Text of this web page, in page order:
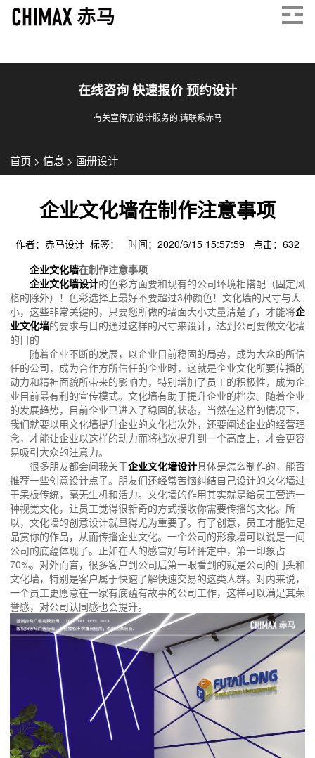
在线咨询 快速报价 预约设计
有关宣传册设计服务的,请联系赤马
首页 > 信息 > 画册设计
企业文化墙在制作注意事项
作者：赤马设计 标签： 时间：2020/6/15 15:57:59 点击： 632
企业文化墙在制作注意事项
企业文化墙设计的色彩方面要和现有的公司环境相搭配（固定风
格的除外）！色彩选择上最好不要超过3种颜色！文化墙的尺寸与大
小，这些非常关键的，只要您所做的墙面大小丈量清楚了，才能将企
业文化墙的要求与目的通过这样的尺寸来设计，达到公司要做文化墙
的目的
随着企业不断的发展，以企业目前稳固的局势，成为大众的所信
任的公司，成为合作方所信任的企业时，这就是企业文化所要传播的
动力和精神面貌所带来的影响力，特别增加了员工的积极性，成为企
业目前最有利的宣传模式。文化墙有助于提升企业的档次。随着企业
的发展趋势，目前企业已进入了稳固的状态，当然在这样的情况下，
我们就要以用文化墙提升企业的文化档次外，还要阐述企业的经营理
念，才能让企业以这样的动力而将档次提升到一个高度上，才会更容
易吸引大众的注意力。
很多朋友都会问我关于企业文化墙设计具体是怎么制作的，能否
推荐一些创意设计点子。朋友们还经常苦恼纠结自己设计的文化墙过
于呆板传统，毫无生机和活力。文化墙的作用其实就是给员工营造一
种视觉文化，让员工觉得很新奇的方式接收你需要传播的文化。所
以，文化墙的创意设计就显得尤为重要了。有了创意，员工才能驻足
品赏你的作品，从而传播企业文化。一个公司的形象墙可以说是一间
公司的底蕴体现了。正如在人的感官好与坏评定中，第一印象占
70%。对外而言，很多客户到公司后第一眼看到的就是公司的门头和
文化墙，特别是客户属于快速了解快速交易的这类人群。对内来说，
一个员工更愿意在一家有底蕴有故事的公司工作，这样可以满足其荣
誉感，对公司认同感也会提升。